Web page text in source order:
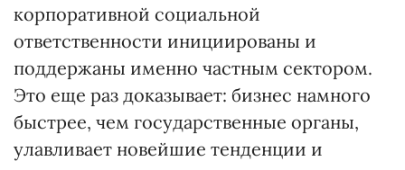
корпоративной социальной
ответственности инициированы и
поддержаны именно частным сектором.
Это еще раз доказывает: бизнес намного
быстрее, чем государственные органы,
улавливает новейшие тенденции и